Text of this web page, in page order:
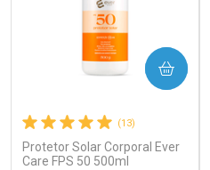
(13)
Protetor Solar Corporal Ever
Care FPS 50 500ml
COMPRAR